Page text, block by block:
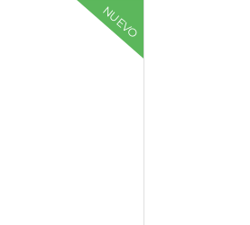
NUEVO
anotações de mesa